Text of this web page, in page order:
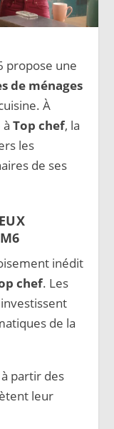
propose une
de ménages
À
àTop chef, la
les
de ses
inédit
chef. Les
de la
partir des
leur